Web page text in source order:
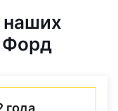
Форд
года